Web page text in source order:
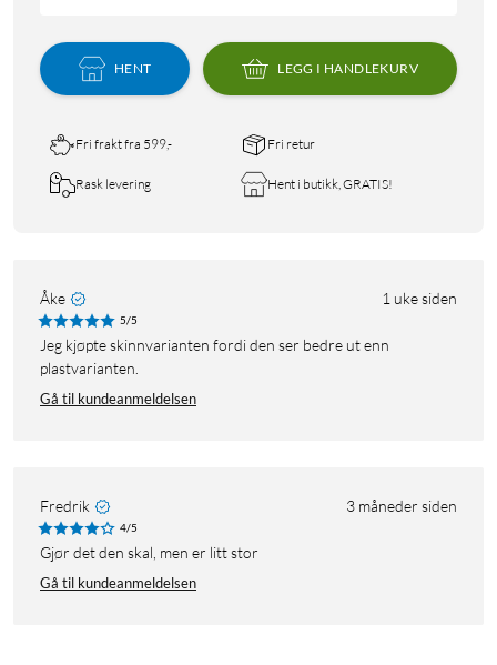
HENT LEGG I HANDLEKURV
Fri frakt fra 599,- Fri retur
Rask levering Hent i butikk, GRATIS!
Åke 1 uke siden
5/5
Jeg kjøpte skinnvarianten fordi den ser bedre ut enn
plastvarianten.
Gå til kundeanmeldelsen
Fredrik 3 måneder siden
4/5
Gjør det den skal, men er litt stor
Gå til kundeanmeldelsen